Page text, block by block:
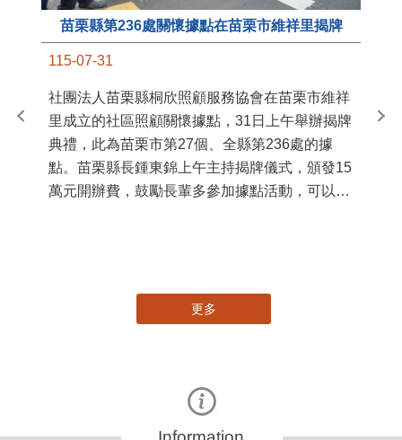
苗栗縣第236處關懷據點在苗栗市維祥里揭牌
115-07-31
社團法人苗栗縣桐欣照顧服務協會在苗栗市維祥
里成立的社區照顧關懷據點，31日上午舉辦揭牌
典禮，此為苗栗市第27個、全縣第236處的據
點。苗栗縣長鍾東錦上午主持揭牌儀式，頒發15
萬元開辦費，鼓勵長輩多參加據點活動，可以更
苗
更多